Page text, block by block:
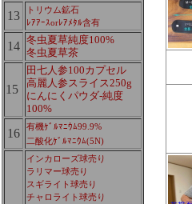
13
トリウム鉱石
ﾚｱｱｰｽorﾚｱﾒﾀﾙ含有
14 冬虫夏草純度100%
冬虫夏草茶
15
田七人参100カプセル
高麗人参スライス250g
にんにくパウダ-純度
100%
16
有機ｹﾞﾙﾏﾆｳﾑ99.9%
二酸化ｹﾞﾙﾏﾆｳﾑ(5N)
インカローズ球売り
ラリマー球売り
スギライト球売り
チャロライト球売り